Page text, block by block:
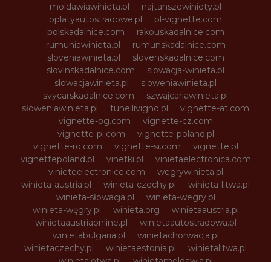
moldawiawinieta.pl
najtanszewiniety.pl
oplatyautostradowe.pl
pl-vignette.com
polskadalnice.com
rakouskadalnice.com
rumuniawinieta.pl
rumunskadalnice.com
sloveniawinieta.pl
slovenskadalnice.com
slovinskadalnice.com
slowacja-winieta.pl
slowacjawinieta.pl
sloweniawinieta.pl
svycarskadalnice.com
szwajcariawinieta.pl
słoweniawinieta.pl
tunellivigno.pl
vignette-at.com
vignette-bg.com
vignette-cz.com
vignette-pl.com
vignette-poland.pl
vignette-ro.com
vignette-si.com
vignette.pl
vignettepoland.pl
vinetki.pl
vinietaelectronica.com
vinieteelectronice.com
wegrywinieta.pl
winieta-austria.pl
winieta-czechy.pl
winieta-litwa.pl
winieta-słowacja.pl
winieta-wegry.pl
winieta-węgry.pl
winieta.org
winietaaustria.pl
winietaaustriaonline.pl
winietaautostradowa.pl
winietabulgaria.pl
winietachorwacja.pl
winietaczechy.pl
winietaestonia.pl
winietalitwa.pl